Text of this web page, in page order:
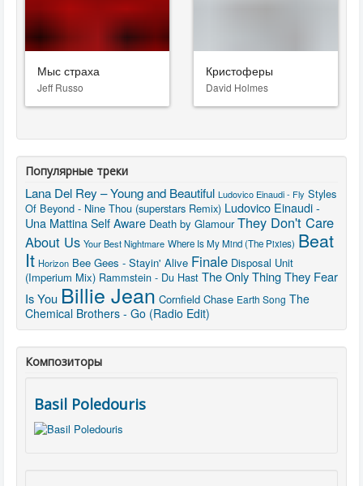
Мыс страха
Jeff Russo
Кристоферы
David Holmes
Популярные треки
Lana Del Rey – Young and Beautiful Ludovico Einaudi - Fly Styles
Of Beyond - Nine Thou (superstars Remix) Ludovico Einaudi -
Una Mattina Self Aware Death by Glamour They Don't Care
About Us Your Best Nightmare Where Is My Mind (The Pixies) Beat
It Horizon Bee Gees - Stayin' Alive Finale Disposal Unit
(Imperium Mix) Rammstein - Du Hast The Only Thing They Fear
Is You Billie Jean Cornfield Chase Earth Song The
Chemical Brothers - Go (Radio Edit)
Композиторы
Basil Poledouris